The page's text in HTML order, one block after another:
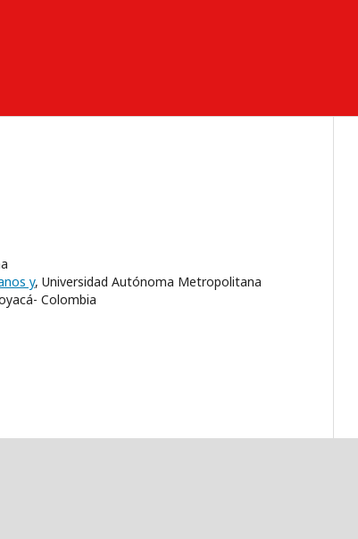
y, Universidad Autónoma Metropolitana
Colombia